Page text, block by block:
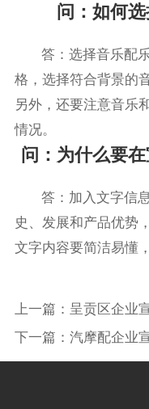
问：如何
答：选择音乐配
格，选择符合背景的
另外，还要注意音乐
情况。
问：为什么要
答：加入文字信
史、发展和产品优势
文字内容要简洁易懂
上一篇： 呈贡区企业
下一篇： 汽摩配企业